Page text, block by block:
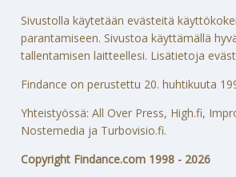
Sivustolla käytetään evästeitä
parantamiseen. Sivustoa käyttämällä
tallentamisen laitteellesi. Lisätietoja
Findance on perustettu 20. huhtikuuta
Yhteistyössä: All Over Press, High.fi,
Nostemedia ja Turbovisio.fi.
Copyright Findance.com 1998 - 2026